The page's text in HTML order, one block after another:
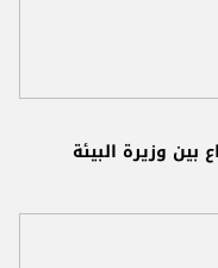
وزيرة البيئة